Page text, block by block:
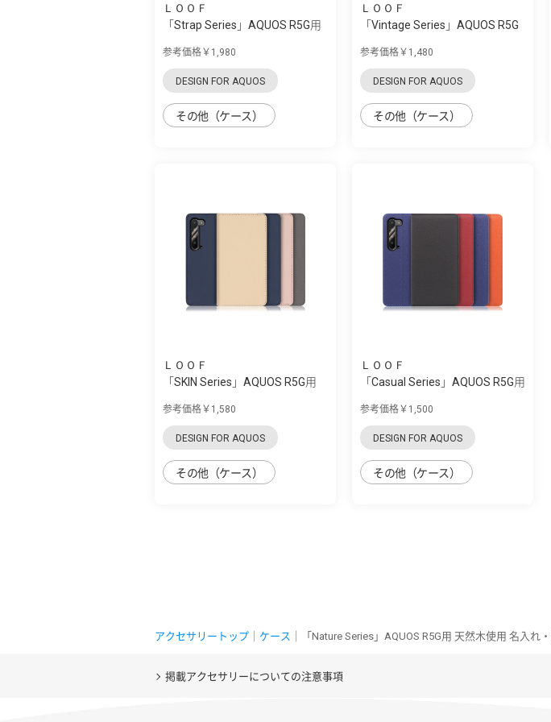
ＬＯＯＦ
「Strap Series」AQUOS R5G用
参考価格￥1,980
DESIGN FOR AQUOS
その他（ケース）
ＬＯＯＦ
「Vintage Series」AQUOS R5G
参考価格￥1,480
DESIGN FOR AQUOS
その他（ケース）
ＬＯＯＦ
「SKIN Series」AQUOS R5G用
参考価格￥1,580
DESIGN FOR AQUOS
その他（ケース）
ＬＯＯＦ
「Casual Series」AQUOS R5G用
参考価格￥1,500
DESIGN FOR AQUOS
その他（ケース）
アクセサリートップ ケース ｜「Nature Series」AQUOS R5G用 天然木使用 名入れ
掲載アクセサリーについての注意事項